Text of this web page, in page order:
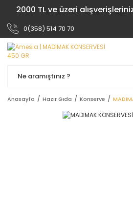
2000 TL ve üzeri
0(358) 514 70 70
Anasayfa Hazır Gıda Konserve